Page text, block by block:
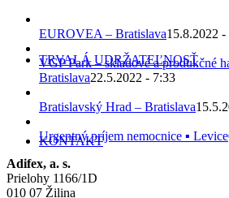
TRVALÁ UDRŽATEĽNOSŤ
KONTAKT
EUROVEA – Bratislava15.8.2022 -
VGP Park – skladové a produkčné
Bratislava22.5.2022 - 7:33
Bratislavský Hrad – Bratislava
Urgentný príjem nemocnice ▪ Levice
Adifex, a. s.
Prielohy 1166/1D
010 07 Žilina